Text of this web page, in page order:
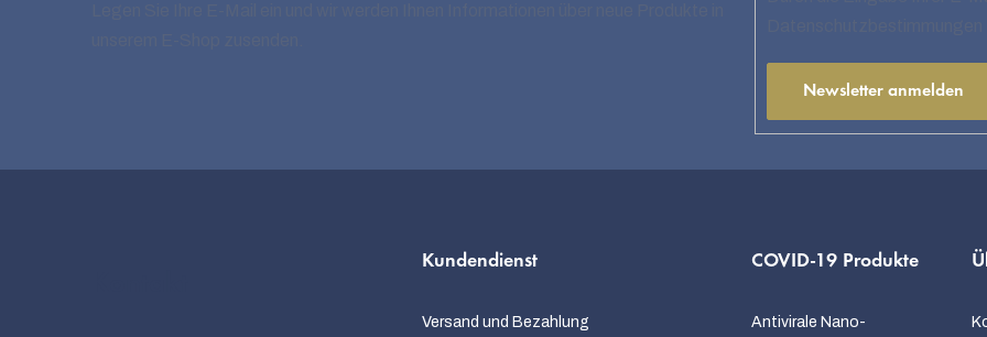
Newsletter anmelden
Kundendienst
Versand und Bezahlung
COVID-19 Produkte
Antivirale Nano-